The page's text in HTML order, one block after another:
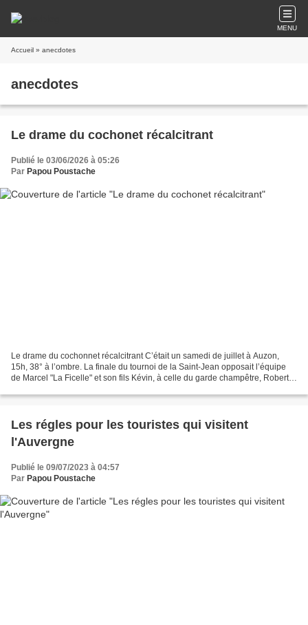
MENU
Accueil » anecdotes
anecdotes
Le drame du cochonet récalcitrant
Publié le 03/06/2026 à 05:26
Par Papou Poustache
Le drame du cochonnet récalcitrant C’était un samedi de juillet à Auzon,
15h, 38° à l’ombre. La finale du tournoi de la Saint-Jean opposait l’équipe
de Marcel "La Ficelle" et son fils Kévin, à celle du garde champêtre, Robert,
Les régles pour les touristes qui visitent
l'Auvergne
Publié le 09/07/2023 à 04:57
Par Papou Poustache